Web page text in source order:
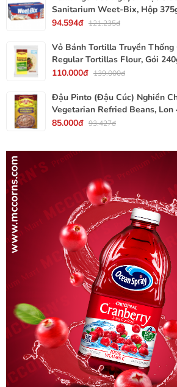
Sanitarium Weet-Bix, Hộp
94.594đ 121.235đ
Vỏ Bánh Tortilla Truyền Thống
Regular Tortillas Flour, Gói
110.000đ 139.000đ
Đậu Pinto (Đậu Cúc) Nghiền
Vegetarian Refried Beans, Lon
85.000đ 93.427đ